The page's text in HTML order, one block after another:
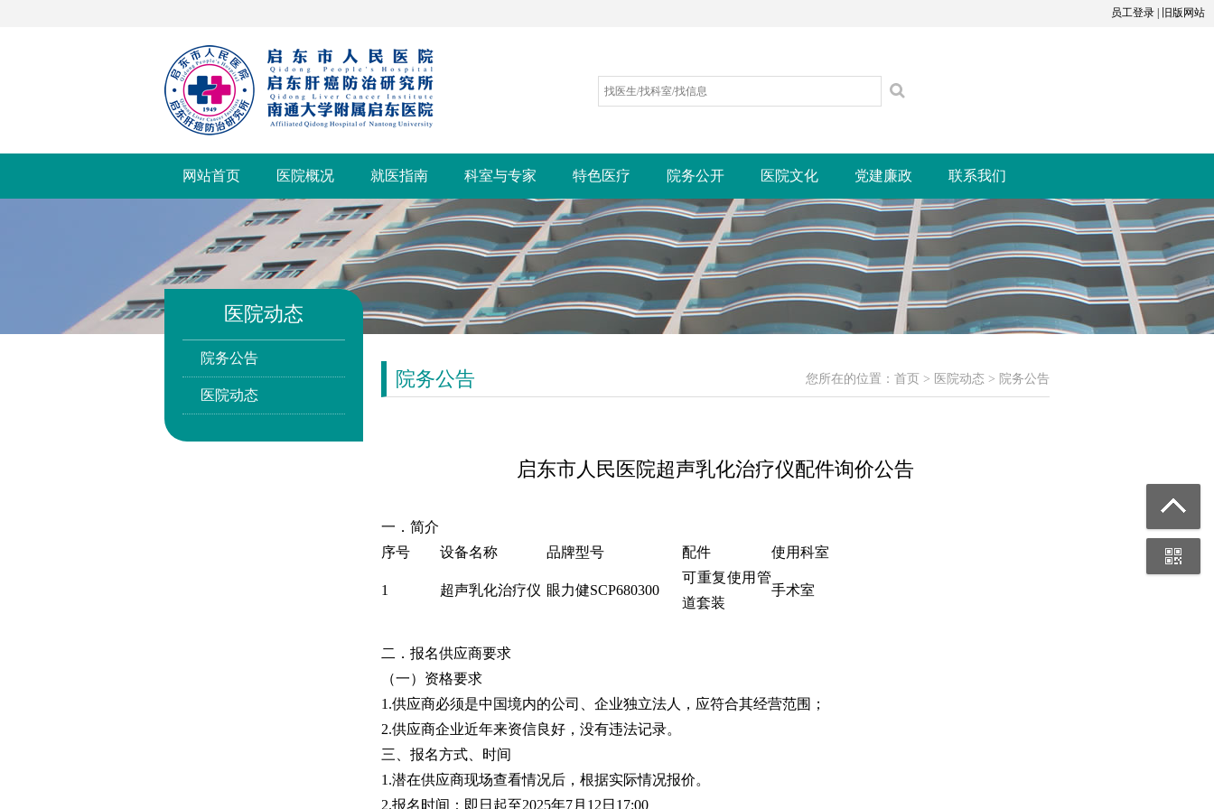
员工登录 旧版网站
网站首页 医院概况 就医指南 科室与专家 特色医疗 院务公开 医院文化 党建廉政 联系我们
医院动态
院务公告
医院动态
院务公告 您所在的位置： 首页 > 医院动态 > 院务公告
启东市人民医院超声乳化治疗仪配件询价公告
一．简介
序号
设备名称 品牌型号 配件 使用科室
1 超声乳化治疗仪 眼力健SCP680300
可重复使用管
道套装
手术室
二．报名供应商要求
（一）资格要求
1.供应商必须是中国境内的公司、企业独立法人，应符合其经营范围；
2.供应商企业近年来资信良好，没有违法记录。
三、报名方式、时间
1.潜在供应商现场查看情况后，根据实际情况报价。
2.报名时间：即日起至2025年7月12日17:00